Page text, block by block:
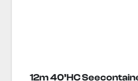
12m 40’HC